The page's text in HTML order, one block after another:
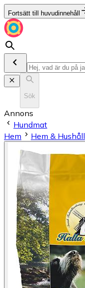
Fortsätt till huvudinnehåll
Sök
Annons
Hundmat
Hem
Hem & Hushåll